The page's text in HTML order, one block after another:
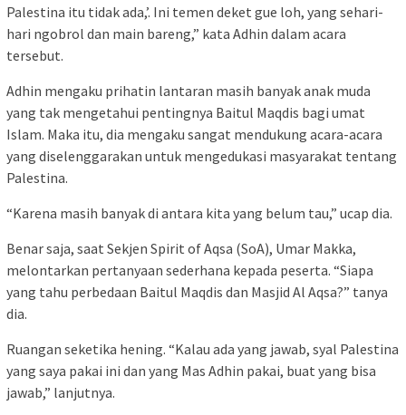
Palestina itu tidak ada,’. Ini temen deket gue loh, yang sehari-
hari ngobrol dan main bareng,” kata Adhin dalam acara
tersebut.
Adhin mengaku prihatin lantaran masih banyak anak muda
yang tak mengetahui pentingnya Baitul Maqdis bagi umat
Islam. Maka itu, dia mengaku sangat mendukung acara-acara
yang diselenggarakan untuk mengedukasi masyarakat tentang
Palestina.
“Karena masih banyak di antara kita yang belum tau,” ucap dia.
Benar saja, saat Sekjen Spirit of Aqsa (SoA), Umar Makka,
melontarkan pertanyaan sederhana kepada peserta. “Siapa
yang tahu perbedaan Baitul Maqdis dan Masjid Al Aqsa?” tanya
dia.
Ruangan seketika hening. “Kalau ada yang jawab, syal Palestina
yang saya pakai ini dan yang Mas Adhin pakai, buat yang bisa
jawab,” lanjutnya.